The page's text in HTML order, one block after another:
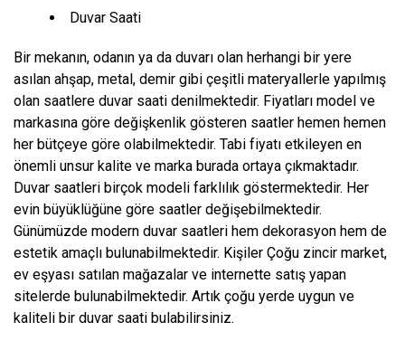
Duvar Saati
Bir mekanın, odanın ya da duvarı olan herhangi bir yere
asılan ahşap, metal, demir gibi çeşitli materyallerle yapılmış
olan saatlere duvar saati denilmektedir. Fiyatları model ve
markasına göre değişkenlik gösteren saatler hemen hemen
her bütçeye göre olabilmektedir. Tabi fiyatı etkileyen en
önemli unsur kalite ve marka burada ortaya çıkmaktadır.
Duvar saatleri birçok modeli farklılık göstermektedir. Her
evin büyüklüğüne göre saatler değişebilmektedir.
Günümüzde modern duvar saatleri hem dekorasyon hem de
estetik amaçlı bulunabilmektedir. Kişiler Çoğu zincir market,
ev eşyası satılan mağazalar ve internette satış yapan
sitelerde bulunabilmektedir. Artık çoğu yerde uygun ve
kaliteli bir duvar saati bulabilirsiniz.